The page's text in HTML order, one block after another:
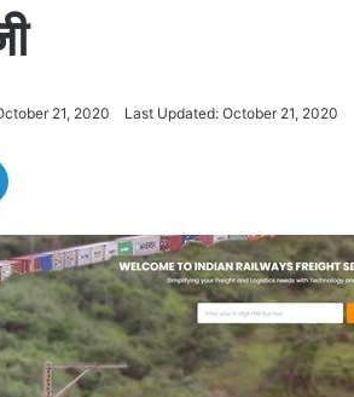
21, 2020 Last Updated: October 21, 2020